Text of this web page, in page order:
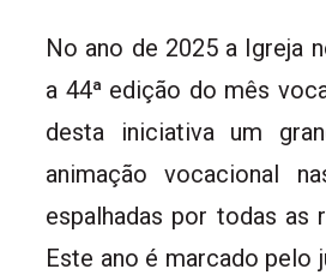
No ano de 2025 a Igreja
a 44ª edição do mês
desta iniciativa um
animação vocacional
espalhadas por todas as
Este ano é marcado pelo